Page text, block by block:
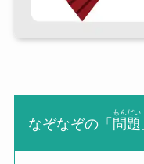
なぞなぞの「 問題
もんだい